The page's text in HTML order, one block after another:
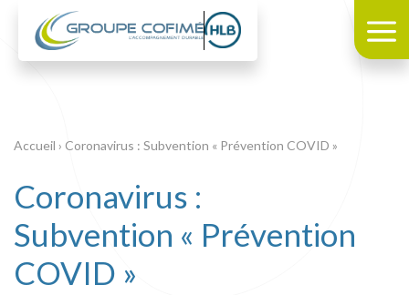
Accueil › Coronavirus : Subvention « Prévention COVID »
Coronavirus :
Subvention « Prévention
COVID »